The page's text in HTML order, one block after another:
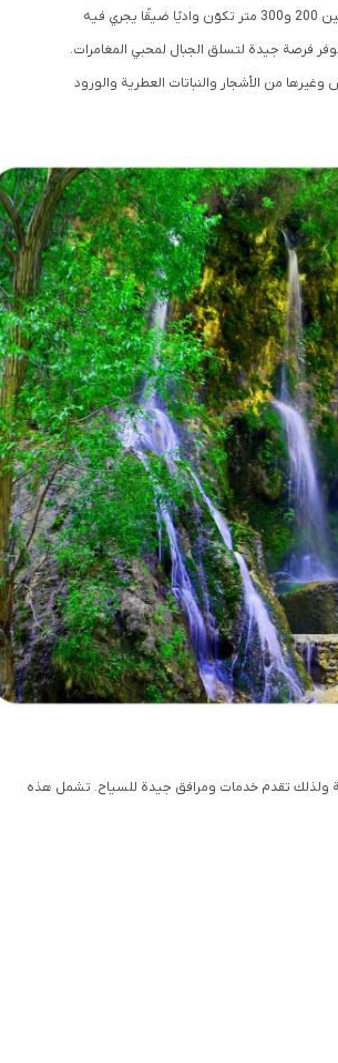
في محيط الشلال توجد منحدرات صخرية شاهقة يتراوح ارتفاعها بين 200 و300 متر تكوّن واديًا ضيقًا يجري فيه
فرصة جيدة لتسلق الجبال لمحبي المغامرات.
من الأشجار والنباتات العطرية والورود
ولذلك تقدم خدمات ومرافق جيدة للسياح. تشمل هذه